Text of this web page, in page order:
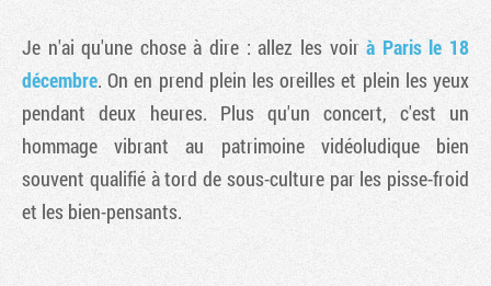
Je n'ai qu'une chose à dire : allez les voirà Paris le 18
décembre. On en prend plein les oreilles et plein les yeux
pendant deux heures. Plus qu'un concert, c'est un
hommage vibrant au patrimoine vidéoludique bien
souvent qualifié à tord de sous-culture par les pisse-froid
et les bien-pensants.